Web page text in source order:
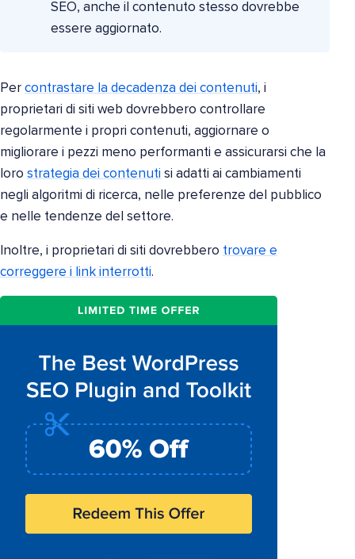
SEO, anche il contenuto stesso dovrebbe
essere aggiornato.
Per contrastare la decadenza dei contenuti, i
proprietari di siti web dovrebbero controllare
regolarmente i propri contenuti, aggiornare o
migliorare i pezzi meno performanti e assicurarsi che la
loro strategia dei contenuti si adatti ai cambiamenti
negli algoritmi di ricerca, nelle preferenze del pubblico
e nelle tendenze del settore.
Inoltre, i proprietari di siti dovrebbero trovare e
correggere i link interrotti.